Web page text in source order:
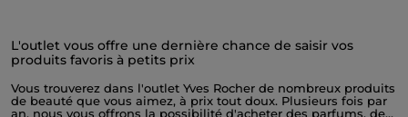
L'outlet vous offre une dernière chance de saisir vos
produits favoris à petits prix
Vous trouverez dans l'outlet Yves Rocher de nombreux produits
de beauté que vous aimez, à prix tout doux. Plusieurs fois par
an, nous vous offrons la possibilité d'acheter des parfums, des